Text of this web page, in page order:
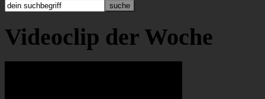
Videoclip der Woche